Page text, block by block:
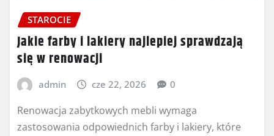
STAROCIE
Jakie farby i lakiery najlepiej sprawdzają
się w renowacji
admin cze 22, 2026 0
Renowacja zabytkowych mebli wymaga
zastosowania odpowiednich farby i lakiery, które